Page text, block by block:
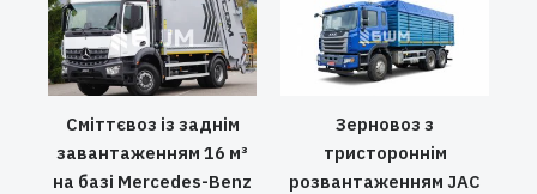
Сміттєвоз із заднім
завантаженням 16 м³
на базі Mercedes-Benz
Зерновоз з
тристороннім
розвантаженням JAC